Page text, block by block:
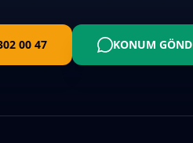
00 47 KONUM